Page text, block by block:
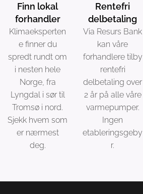
Finn lokal
forhandler
Klimaeksperten
e finner du
spredt rundt om
i nesten hele
Norge, fra
Lyngdal i sør til
Tromsø i nord.
Sjekk hvem som
er nærmest
deg.
Rentefri
delbetaling
Via Resurs Bank
kan våre
forhandlere tilby
rentefri
delbetaling over
2 år på alle våre
varmepumper.
Ingen
etableringsgeby
r.